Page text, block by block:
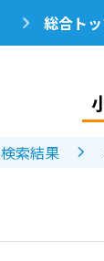
総合ト
検索結果